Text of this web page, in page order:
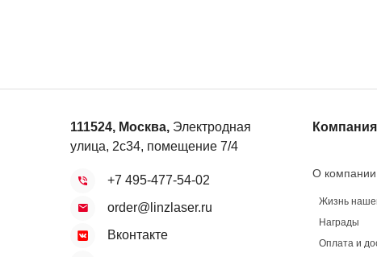
111524, Москва, Электродная
улица, 2с34, помещение 7/4
+7 495-477-54-02
order@linzlaser.ru
Вконтакте
Компания
О компании
Жизнь
Награды
Оплата и